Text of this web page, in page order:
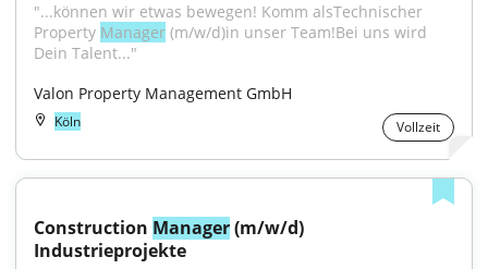
"...können wir etwas bewegen! Komm alsTechnischer
Property Manager (m/w/d)in unser Team!Bei uns wird
Dein Talent..."
Valon Property Management GmbH
Köln Vollzeit
Construction Manager (m/w/d)
Industrieprojekte